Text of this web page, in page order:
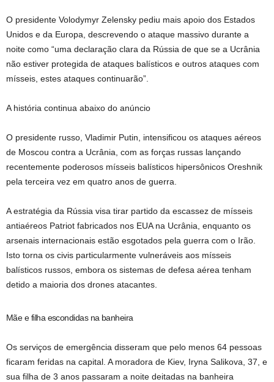
O presidente Volodymyr Zelensky pediu mais apoio dos Estados
Unidos e da Europa, descrevendo o ataque massivo durante a
noite como “uma declaração clara da Rússia de que se a Ucrânia
não estiver protegida de ataques balísticos e outros ataques com
mísseis, estes ataques continuarão”.
A história continua abaixo do anúncio
O presidente russo, Vladimir Putin, intensificou os ataques aéreos
de Moscou contra a Ucrânia, com as forças russas lançando
recentemente poderosos mísseis balísticos hipersônicos Oreshnik
pela terceira vez em quatro anos de guerra.
A estratégia da Rússia visa tirar partido da escassez de mísseis
antiaéreos Patriot fabricados nos EUA na Ucrânia, enquanto os
arsenais internacionais estão esgotados pela guerra com o Irão.
Isto torna os civis particularmente vulneráveis ​​aos mísseis
balísticos russos, embora os sistemas de defesa aérea tenham
detido a maioria dos drones atacantes.
Mãe e filha escondidas na banheira
Os serviços de emergência disseram que pelo menos 64 pessoas
ficaram feridas na capital. A moradora de Kiev, Iryna Salikova, 37, e
sua filha de 3 anos passaram a noite deitadas na banheira